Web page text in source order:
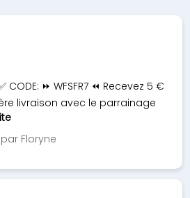
⏩ WFSFR7 ⏪ Recevez 5 €
livraison avec le parrainage
Floryne